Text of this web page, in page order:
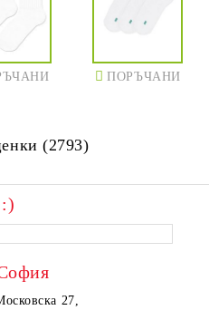
ПОРЪЧАНИ
(2793)
27,